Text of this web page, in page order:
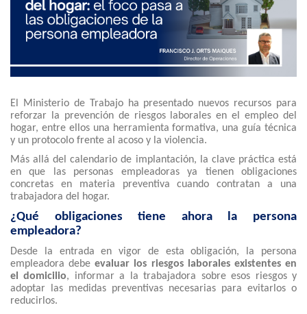
El Ministerio de Trabajo ha presentado nuevos recursos para
reforzar la prevención de riesgos laborales en el empleo del
hogar, entre ellos una herramienta formativa, una guía técnica
y un protocolo frente al acoso y la violencia.
Más allá del calendario de implantación, la clave práctica está
en que las personas empleadoras ya tienen obligaciones
concretas en materia preventiva cuando contratan a una
trabajadora del hogar.
¿Qué obligaciones tiene ahora la persona
empleadora?
Desde la entrada en vigor de esta obligación, la persona
empleadora debeevaluar los riesgos laborales existentes en
el domicilio, informar a la trabajadora sobre esos riesgos y
adoptar las medidas preventivas necesarias para evitarlos o
reducirlos.